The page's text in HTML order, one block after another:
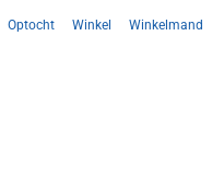
Optocht Winkel Winkelmand